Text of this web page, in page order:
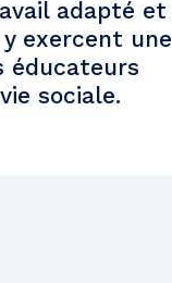
adapté et
exercent une
éducateurs
sociale.